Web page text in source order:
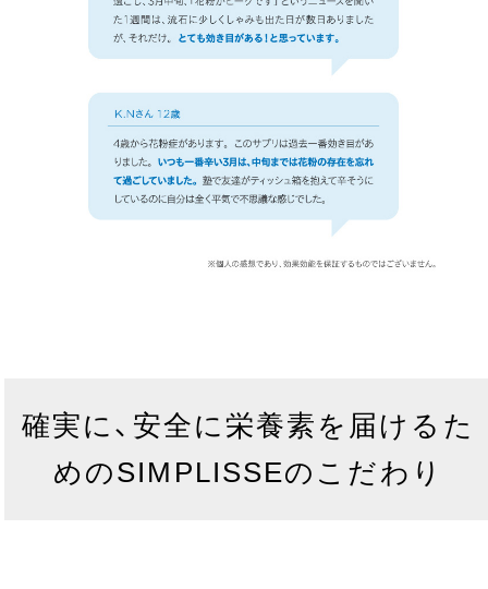
確実に、安全に栄養素を届けるた
めのSIMPLISSEのこだわり